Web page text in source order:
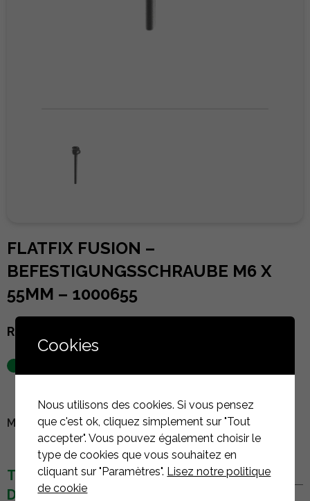
FLATFIX FUSION –
BEFESTIGUNGSSCHRAUBE M6 X
55MM – 1000655
Referenz :
MELDEN SIE SICH AN, UM DEN PREIS ZU SEHEN
TECHNISCHE
DETAILS
Cookies
Nous utilisons des cookies. Si vous pensez
que c'est ok, cliquez simplement sur "Tout
accepter". Vous pouvez également choisir le
type de cookies que vous souhaitez en
cliquant sur "Paramètres". Lisez notre politique
de cookie